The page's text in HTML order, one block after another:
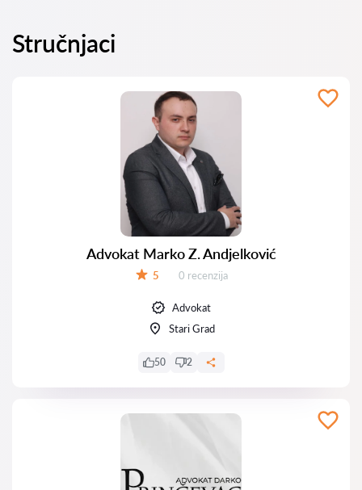
Stručnjaci
Advokat Marko Z. Andjelković
5 Recenzija:
0 recenzija
Advokat
Stari Grad
50 2